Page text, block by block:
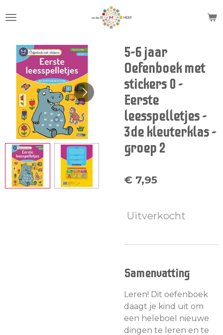
direct
hoofdinhoud
5-6 jaar
Oefenboek met
stickers 0 -
Eerste
leesspelletjes -
3de kleuterklas -
groep 2
€ 7,95
Uitverkocht
Samenvatting
Leren! Dit oefenboek
daagt je kind uit om
een heleboel nieuwe
dingen te leren en te